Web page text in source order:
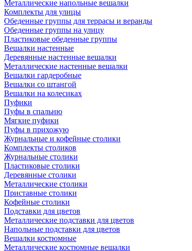
Металлические напольные вешалки
Комплекты для улицы
Обеденные группы для террасы и веранды
Обеденные группы на улицу
Пластиковые обеденные группы
Вешалки настенные
Деревянные настенные вешалки
Металлические настенные вешалки
Вешалки гардеробные
Вешалки со штангой
Вешалки на колесиках
Пуфики
Пуфы в спальню
Мягкие пуфики
Пуфы в прихожую
Журнальные и кофейные столики
Комплекты столиков
Журнальные столики
Пластиковые столики
Деревянные столики
Металлические столики
Приставные столики
Кофейные столики
Подставки для цветов
Металлические подставки для цветов
Напольные подставки для цветов
Вешалки костюмные
Металлические костюмные вешалки